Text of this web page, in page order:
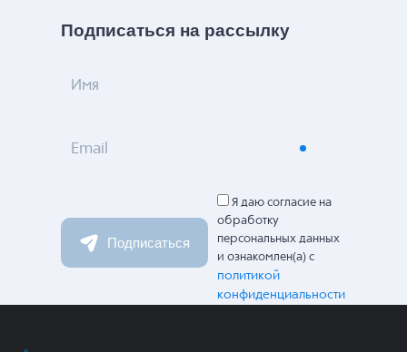
Подписаться на рассылку
Имя
Email
Подписаться
Я даю согласие на
обработку
персональных данных
и ознакомлен(а) с
политикой
конфиденциальности